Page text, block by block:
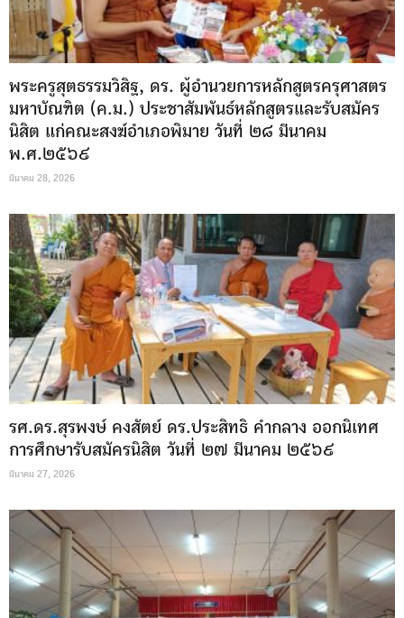
พระครูสุตธรรมวิสิฐ, ดร. ผู้อำนวยการหลักสูตรครุศาสตร
มหาบัณฑิต (ค.ม.) ประชาสัมพันธ์หลักสูตรและรับสมัคร
นิสิต แก่คณะสงฆ์อำเภอพิมาย วันที่ ๒๘ มีนาคม
พ.ศ.๒๕๖๙
มีนาคม 28, 2026
รศ.ดร.สุรพงษ์ คงสัตย์ ดร.ประสิทธิ คำกลาง ออกนิเทศ
การศึกษารับสมัครนิสิต วันที่ ๒๗ มีนาคม ๒๕๖๙
มีนาคม 27, 2026